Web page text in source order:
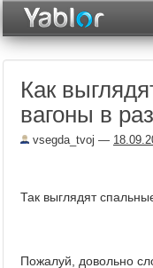
Как
вагоны в
vsegda_tvoj —
Так выглядят
Пожалуй, довольно